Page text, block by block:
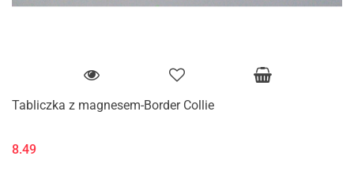
Tabliczka z magnesem-Border Collie
8.49